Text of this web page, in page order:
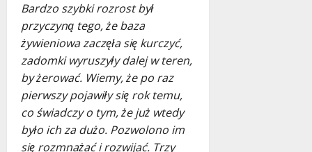
Bardzo szybki rozrost był
przyczyną tego, że baza
żywieniowa zaczęła się kurczyć,
zadomki wyruszyły dalej w teren,
by żerować. Wiemy, że po raz
pierwszy pojawiły się rok temu,
co świadczy o tym, że już wtedy
było ich za dużo. Pozwolono im
się rozmnażać i rozwijać. Trzy